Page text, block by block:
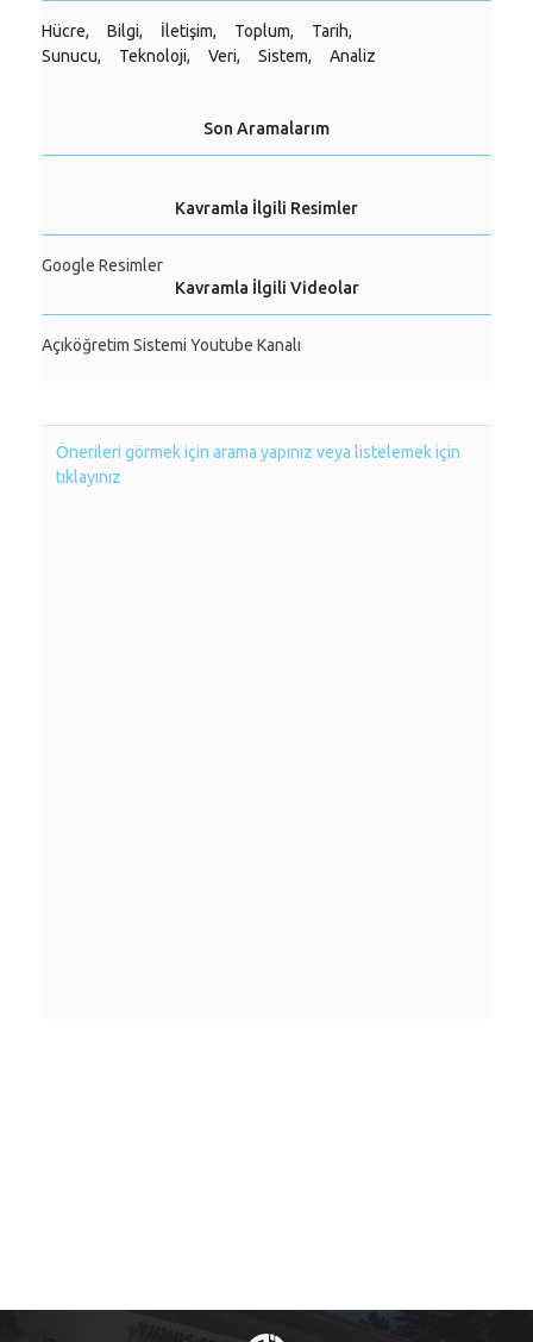
Hücre, Bilgi, İletişim, Toplum,
Tarih,
Sunucu,
Teknoloji, Veri, Sistem, Analiz
Son Aramalarım
Kavramla İlgili Resimler
Google Resimler
Kavramla İlgili Videolar
Açıköğretim Sistemi Youtube Kanalı
Önerileri görmek için arama yapınız veya listelemek için
tıklayınız